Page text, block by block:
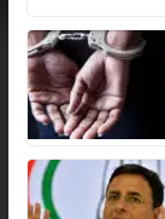
at
s
A
p
p
e
b
o
k